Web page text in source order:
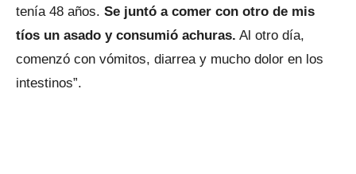
tenía 48 años. Se juntó a comer con otro de mis
tíos un asado y consumió achuras. Al otro día,
comenzó con vómitos, diarrea y mucho dolor en los
intestinos”.